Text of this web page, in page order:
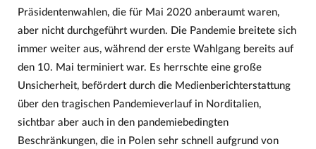
Präsidentenwahlen, die für Mai 2020 anberaumt waren,
aber nicht durchgeführt wurden. Die Pandemie breitete sich
immer weiter aus, während der erste Wahlgang bereits auf
den 10. Mai terminiert war. Es herrschte eine große
Unsicherheit, befördert durch die Medienberichterstattung
über den tragischen Pandemieverlauf in Norditalien,
sichtbar aber auch in den pandemiebedingten
Beschränkungen, die in Polen sehr schnell aufgrund von